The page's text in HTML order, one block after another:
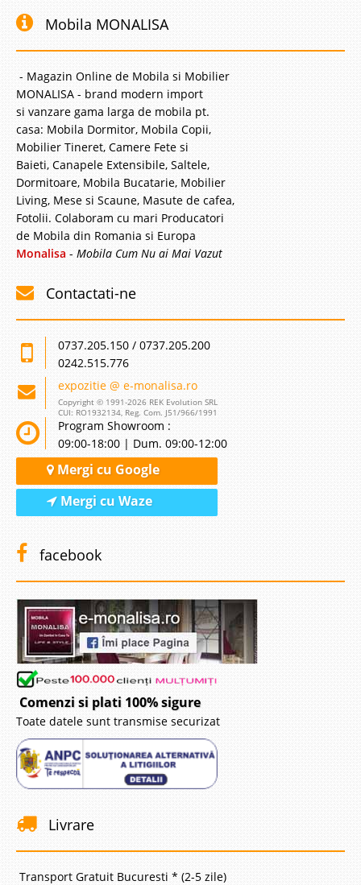
Mobila MONALISA
- Magazin Online de Mobila si Mobilier
MONALISA - brand modern import
si vanzare gama larga de mobila pt.
casa: Mobila Dormitor, Mobila Copii,
Mobilier Tineret, Camere Fete si
Baieti, Canapele Extensibile, Saltele,
Dormitoare, Mobila Bucatarie, Mobilier
Living, Mese si Scaune, Masute de cafea,
Fotolii. Colaboram cu mari Producatori
de Mobila din Romania si Europa
Monalisa - Mobila Cum Nu ai Mai Vazut
Contactati-ne
0737.205.150 / 0737.205.200
0242.515.776
expozitie @ e-monalisa.ro
Copyright © 1991-2026 REK Evolution SRL
CUI: RO1932134, Reg. Com. J51/966/1991
Program Showroom :
09:00-18:00 | Dum. 09:00-12:00
Mergi cu Google
Mergi cu Waze
facebook
Comenzi si plati 100% sigure
Toate datele sunt transmise securizat
Livrare
Transport Gratuit Bucuresti * (2-5 zile)